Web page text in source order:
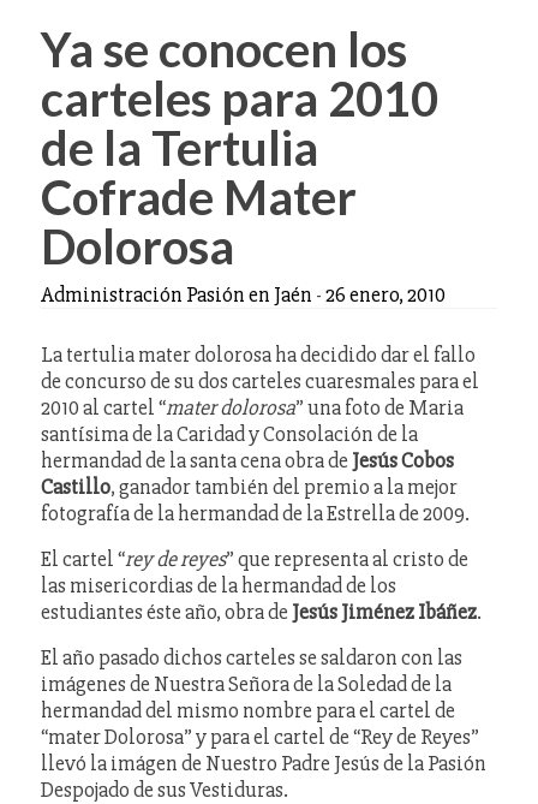
Ya se conocen los
carteles para 2010
de la Tertulia
Cofrade Mater
Dolorosa
Administración Pasión en Jaén -26 enero, 2010
La tertulia mater dolorosa ha decidido dar el fallo
de concurso de su dos carteles cuaresmales para el
2010 al cartel “mater dolorosa” una foto de Maria
santísima de la Caridad y Consolación de la
hermandad de la santa cena obra de Jesús Cobos
Castillo, ganador también del premio a la mejor
fotografía de la hermandad de la Estrella de 2009.
El cartel “rey de reyes” que representa al cristo de
las misericordias de la hermandad de los
estudiantes éste año, obra de Jesús Jiménez Ibáñez.
El año pasado dichos carteles se saldaron con las
imágenes de Nuestra Señora de la Soledad de la
hermandad del mismo nombre para el cartel de
“mater Dolorosa” y para el cartel de “Rey de Reyes”
llevó la imágen de Nuestro Padre Jesús de la Pasión
Despojado de sus Vestiduras.